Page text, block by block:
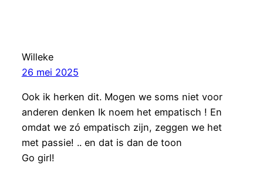
Willeke
26 mei 2025
Ook ik herken dit. Mogen we soms niet voor
anderen denken Ik noem het empatisch ! En
omdat we zó empatisch zijn, zeggen we het
met passie! .. en dat is dan de toon
Go girl!